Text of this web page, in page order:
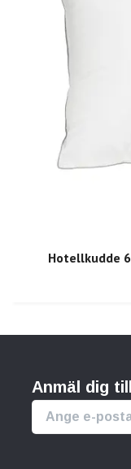
Hotellkudde
Anmäl dig